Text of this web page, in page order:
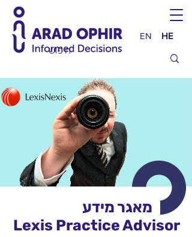
EN HE
מאגר מידע
Lexis Practice Advisor